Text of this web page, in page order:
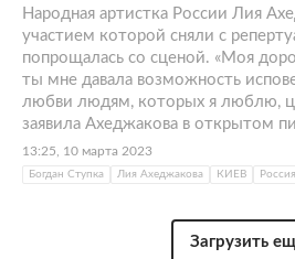
Народная артистка России Лия
участием которой сняли с
попрощалась со сценой. «Моя
ты мне давала возможность
любви людям, которых я люблю,
заявила Ахеджакова в открытом
13:25, 10 марта 2023
Богдан Ступка Лия Ахеджакова КИЕВ Россия
Загрузить